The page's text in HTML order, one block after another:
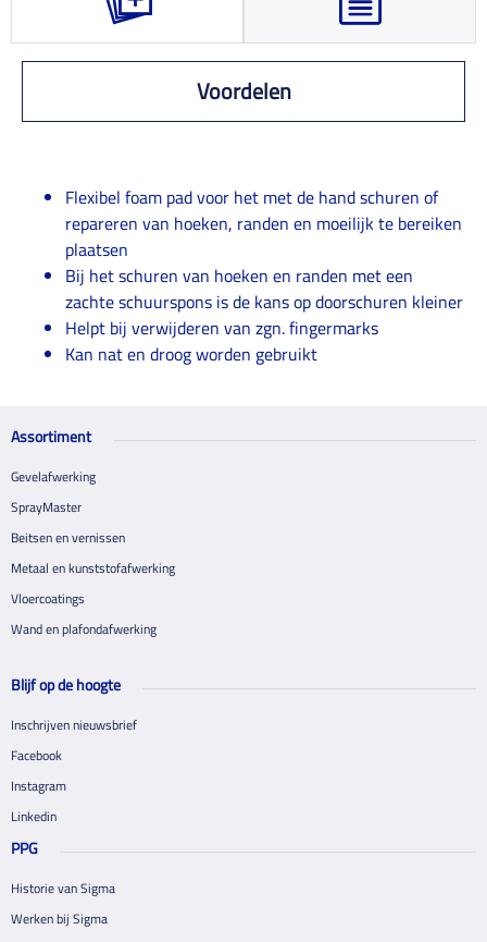
Voordelen
Flexibel foam pad voor het met de hand schuren of
repareren van hoeken, randen en moeilijk te bereiken
plaatsen
Bij het schuren van hoeken en randen met een
zachte schuurspons is de kans op doorschuren kleiner
Helpt bij verwijderen van zgn. fingermarks
Kan nat en droog worden gebruikt
Assortiment
Gevelafwerking
SprayMaster
Beitsen en vernissen
Metaal en kunststofafwerking
Vloercoatings
Wand en plafondafwerking
Blijf op de hoogte
Inschrijven nieuwsbrief
Facebook
Instagram
Linkedin
PPG
Historie van Sigma
Werken bij Sigma